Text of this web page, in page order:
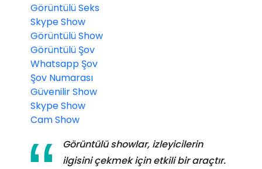
Görüntülü Seks
Skype Show
Görüntülü Show
Görüntülü Şov
Whatsapp Şov
Şov Numarası
Güvenilir Show
Skype Show
Cam Show
Görüntülü showlar, izleyicilerin
ilgisini çekmek için etkili bir araçtır.